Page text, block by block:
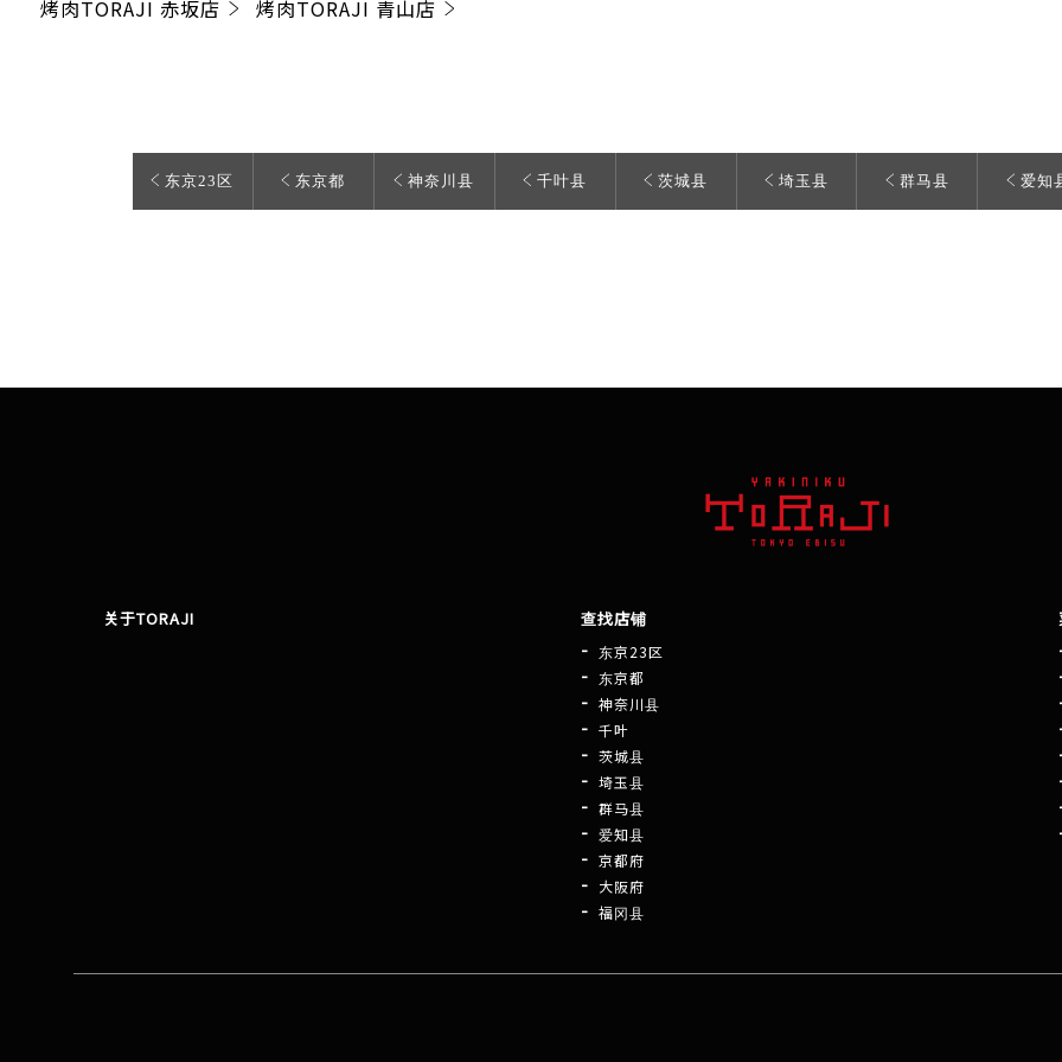
烤肉TORAJI 赤坂店
烤肉TORAJI 青山店
东京23区 东京都 神奈川县 千叶县 茨城县 埼玉县 群马县 爱知
关于TORAJI 查找店铺
东京23区
东京都
神奈川县
千叶
茨城县
埼玉县
群马县
爱知县
京都府
大阪府
福冈县